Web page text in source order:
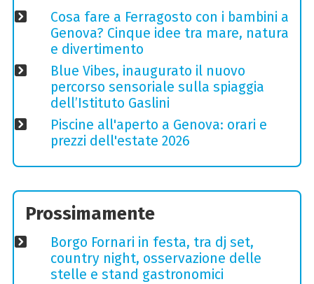
Cosa fare a Ferragosto con i bambini a
Genova? Cinque idee tra mare, natura
e divertimento
Blue Vibes, inaugurato il nuovo
percorso sensoriale sulla spiaggia
dell’Istituto Gaslini
Piscine all'aperto a Genova: orari e
prezzi dell'estate 2026
Prossimamente
Borgo Fornari in festa, tra dj set,
country night, osservazione delle
stelle e stand gastronomici